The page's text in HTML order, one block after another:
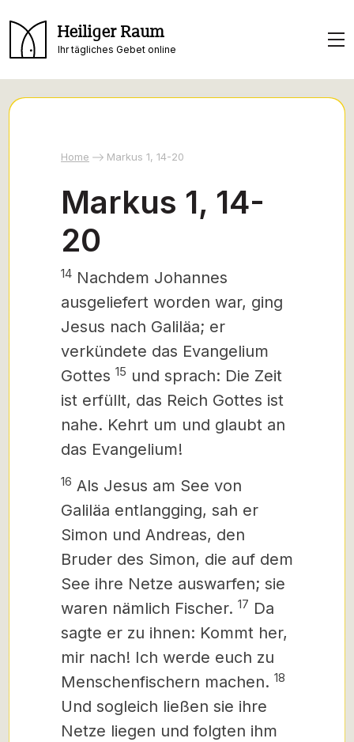
Heiliger Raum
Ihr tägliches Gebet online
Home Markus 1, 14-20
Markus 1, 14-
20
14 Nachdem Johannes
ausgeliefert worden war, ging
Jesus nach Galiläa; er
verkündete das Evangelium
Gottes 15 und sprach: Die Zeit
ist erfüllt, das Reich Gottes ist
nahe. Kehrt um und glaubt an
das Evangelium!
16 Als Jesus am See von
Galiläa entlangging, sah er
Simon und Andreas, den
Bruder des Simon, die auf dem
See ihre Netze auswarfen; sie
waren nämlich Fischer. 17 Da
sagte er zu ihnen: Kommt her,
mir nach! Ich werde euch zu
Menschenfischern machen. 18
Und sogleich ließen sie ihre
Netze liegen und folgten ihm